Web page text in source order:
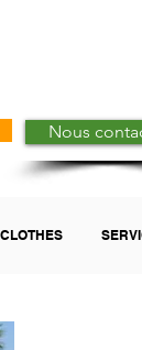
Nous